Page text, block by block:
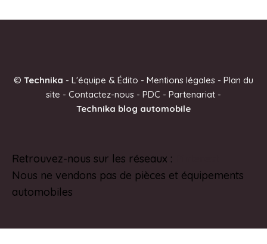
© Technika - L'équipe & Édito - Mentions légales - Plan du
site - Contactez-nous - PDC - Partenariat -
Technika blog automobile
Retrouvez-nous sur les réseaux :
Nous ne vendons pas de pièces et équipements
automobiles